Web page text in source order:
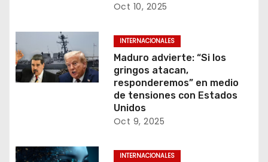
Oct 10, 2025
INTERNACIONALES
Maduro advierte: “Si los
gringos atacan,
responderemos” en medio
de tensiones con Estados
Unidos
Oct 9, 2025
INTERNACIONALES